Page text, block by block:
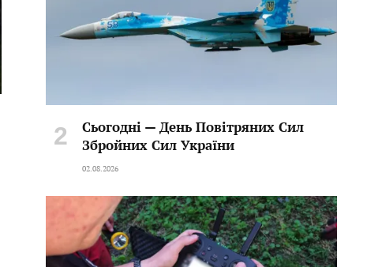
Сьогодні — День Повітряних Сил
Збройних Сил України
02.08.2026